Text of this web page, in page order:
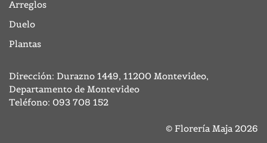
Arreglos
Duelo
Plantas
Dirección: Durazno 1449, 11200 Montevideo,
Departamento de Montevideo
Teléfono: 093 708 152
© Florería Maja 2026